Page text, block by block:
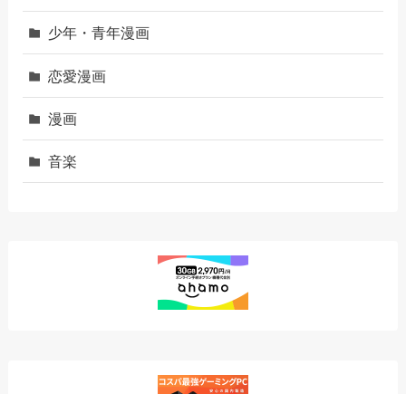
少年・青年漫画
恋愛漫画
漫画
音楽